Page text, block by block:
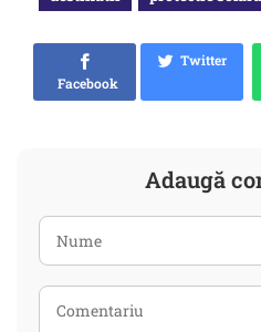
Facebook
Twitter
Adaugă